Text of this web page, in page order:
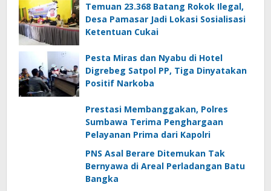
Temuan 23.368 Batang Rokok Ilegal,
Desa Pamasar Jadi Lokasi Sosialisasi
Ketentuan Cukai
Pesta Miras dan Nyabu di Hotel
Digrebeg Satpol PP, Tiga Dinyatakan
Positif Narkoba
Prestasi Membanggakan, Polres
Sumbawa Terima Penghargaan
Pelayanan Prima dari Kapolri
PNS Asal Berare Ditemukan Tak
Bernyawa di Areal Perladangan Batu
Bangka